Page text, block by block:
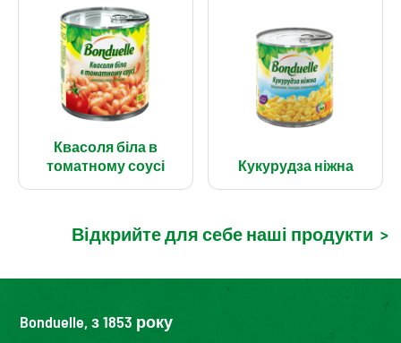
Квасоля біла в
томатному соусі
Кукурудза ніжна
Відкрийте для себе наші продукти >
Bonduelle, з 1853 року